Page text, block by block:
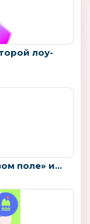
лоу-
поле» и...